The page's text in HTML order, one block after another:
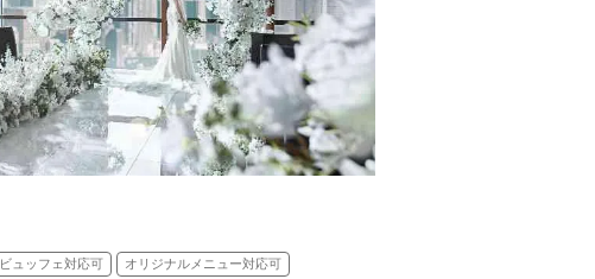
ュッフェ対応可 オリジナルメニュー対応可